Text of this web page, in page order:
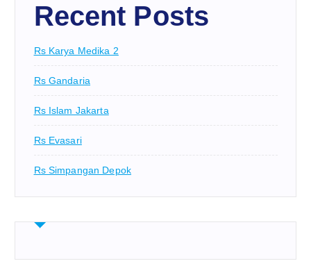
Recent Posts
Rs Karya Medika 2
Rs Gandaria
Rs Islam Jakarta
Rs Evasari
Rs Simpangan Depok